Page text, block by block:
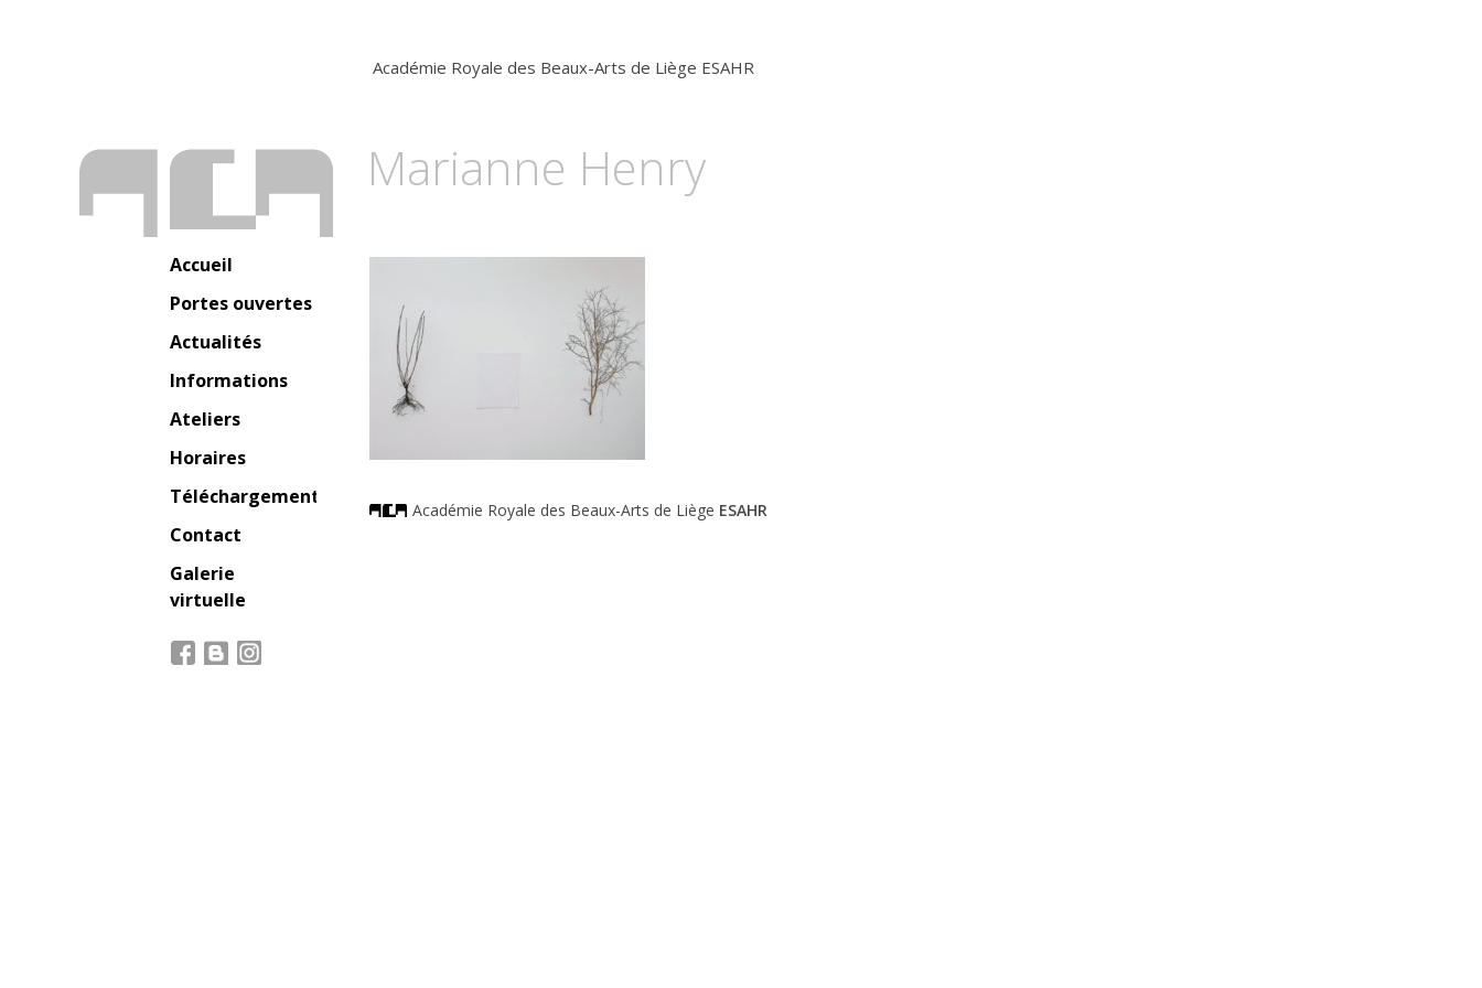
Académie Royale des Beaux-Arts de Liège ESAHR
Accueil
Portes ouvertes
Actualités
Informations
Ateliers
Horaires
Téléchargement
Contact
Galerie
virtuelle
Marianne Henry
Académie Royale des Beaux-Arts de Liège ESAHR